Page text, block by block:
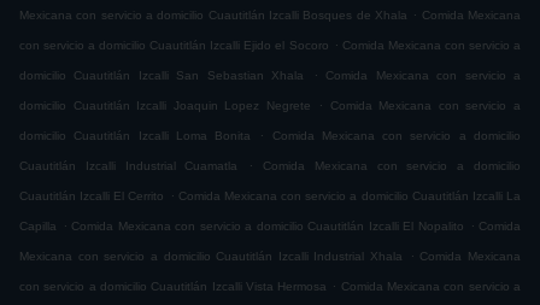
Mexicana con servicio a domicilio Cuautitlán Izcalli Bosques de Xhala . Comida Mexicana
con servicio a domicilio Cuautitlán Izcalli Ejido el Socoro . Comida Mexicana con servicio a
domicilio Cuautitlán Izcalli San Sebastian Xhala . Comida Mexicana con servicio a
domicilio Cuautitlán Izcalli Joaquin Lopez Negrete . Comida Mexicana con servicio a
domicilio Cuautitlán Izcalli Loma Bonita . Comida Mexicana con servicio a domicilio
Cuautitlán Izcalli Industrial Cuamatla . Comida Mexicana con servicio a domicilio
Cuautitlán Izcalli El Cerrito . Comida Mexicana con servicio a domicilio Cuautitlán Izcalli La
Capilla . Comida Mexicana con servicio a domicilio Cuautitlán Izcalli El Nopalito . Comida
Mexicana con servicio a domicilio Cuautitlán Izcalli Industrial Xhala . Comida Mexicana
con servicio a domicilio Cuautitlán Izcalli Vista Hermosa . Comida Mexicana con servicio a